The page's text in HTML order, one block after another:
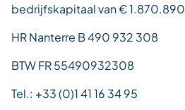
bedrijfskapitaal van € 1.870.890
HR Nanterre B 490 932 308
BTW FR 55490932308
Tel.: +33 (0)1 41 16 34 95